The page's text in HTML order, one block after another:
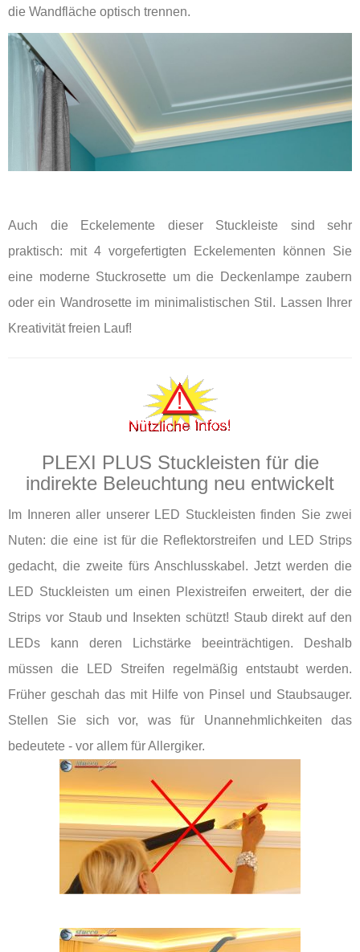
die Wandfläche optisch trennen.
Auch die Eckelemente dieser Stuckleiste sind sehr
praktisch: mit 4 vorgefertigten Eckelementen können Sie
eine moderne Stuckrosette um die Deckenlampe zaubern
oder ein Wandrosette im minimalistischen Stil. Lassen Ihrer
Kreativität freien Lauf!
PLEXI PLUS Stuckleisten für die
indirekte Beleuchtung neu entwickelt
Im Inneren aller unserer LED Stuckleisten finden Sie zwei
Nuten: die eine ist für die Reflektorstreifen und LED Strips
gedacht, die zweite fürs Anschlusskabel. Jetzt werden die
LED Stuckleisten um einen Plexistreifen erweitert, der die
Strips vor Staub und Insekten schützt! Staub direkt auf den
LEDs kann deren Lichstärke beeinträchtigen. Deshalb
müssen die LED Streifen regelmäßig entstaubt werden.
Früher geschah das mit Hilfe von Pinsel und Staubsauger.
Stellen Sie sich vor, was für Unannehmlichkeiten das
bedeutete - vor allem für Allergiker.